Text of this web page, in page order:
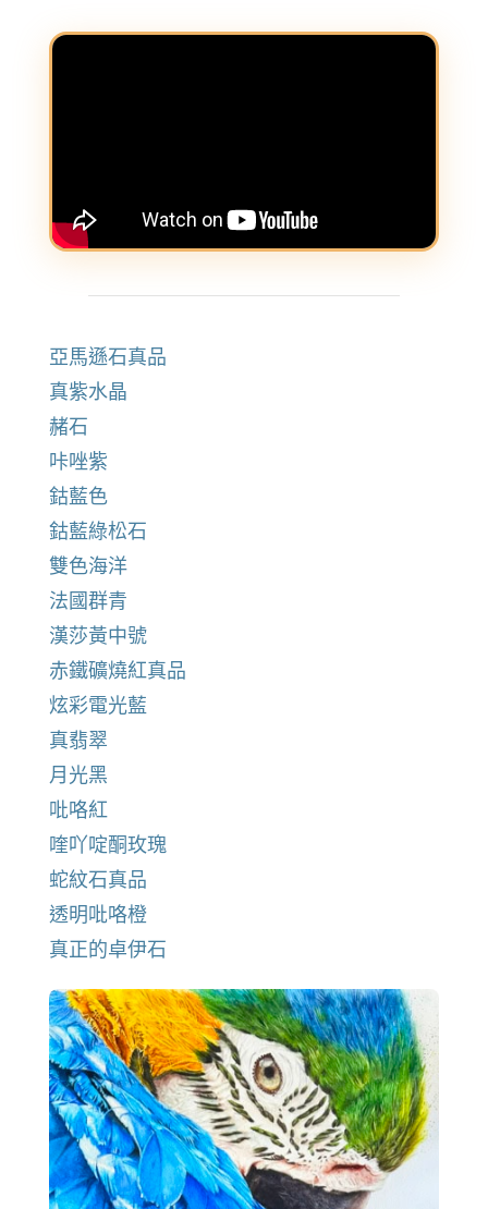
亞馬遜石真品
真紫水晶
赭石
咔唑紫
鈷藍色
鈷藍綠松石
雙色海洋
法國群青
漢莎黃中號
赤鐵礦燒紅真品
炫彩電光藍
真翡翠
月光黑
吡咯紅
喹吖啶酮玫瑰
蛇紋石真品
透明吡咯橙
真正的卓伊石